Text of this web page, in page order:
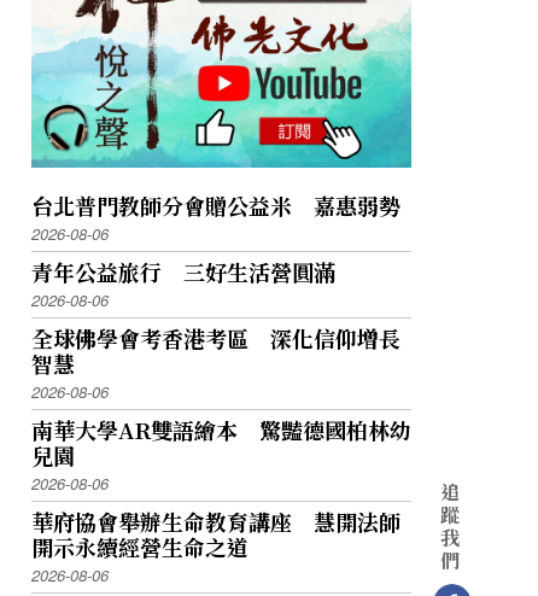
台北普門教師分會贈公益米 嘉惠弱勢
2026-08-06
青年公益旅行 三好生活營圓滿
2026-08-06
全球佛學會考香港考區 深化信仰增長
智慧
2026-08-06
南華大學AR雙語繪本 驚豔德國柏林幼
兒園
2026-08-06
華府協會舉辦生命教育講座 慧開法師
開示永續經營生命之道
2026-08-06
追
蹤
我
們